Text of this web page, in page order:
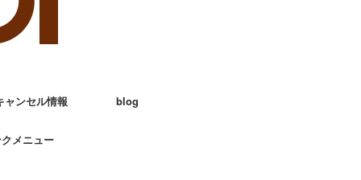
ャンセル情報 blog
クメニュー